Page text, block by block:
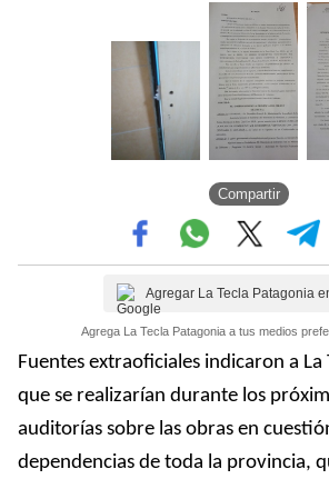
Compartir
Agregar La Tecla Patagonia
Agrega La Tecla Patagonia a tus medios
Fuentes extraoficiales indicaron a La
que se realizarían durante los
auditorías sobre las obras en
dependencias de toda la provincia,